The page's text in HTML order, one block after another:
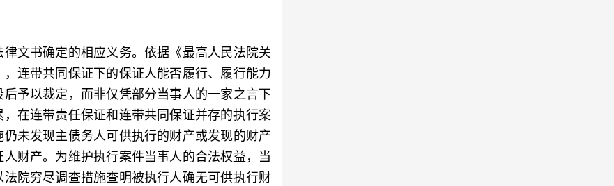
书确定的相应义务。依据《最高人民法院关
连带共同保证下的保证人能否履行、履行能力
予以裁定，而非仅凭部分当事人的一家之言下
在连带责任保证和连带共同保证并存的执行案
未发现主债务人可供执行的财产或发现的财产
财产。为维护执行案件当事人的合法权益，当
院穷尽调查措施查明被执行人确无可供执行财